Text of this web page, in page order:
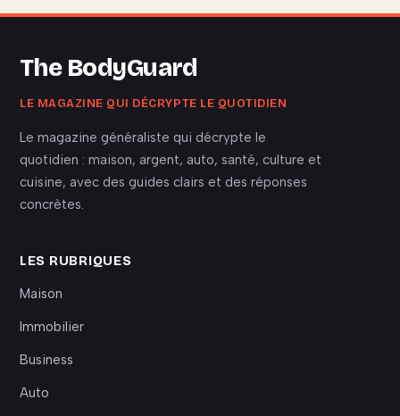
The BodyGuard
LE MAGAZINE QUI DÉCRYPTE LE QUOTIDIEN
Le magazine généraliste qui décrypte le
quotidien : maison, argent, auto, santé, culture et
cuisine, avec des guides clairs et des réponses
concrètes.
LES RUBRIQUES
Maison
Immobilier
Business
Auto